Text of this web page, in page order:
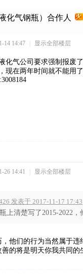
化气钢瓶）合作人
14 14:47 显示全部楼层
化气公司要求强制报废
现在两年时间就不能用
26 14:41 显示全部楼层
发表于 2017-11-17 17:43
上清楚写了2015-2022
他们的行为当然属于
善的将是明天你我共同的